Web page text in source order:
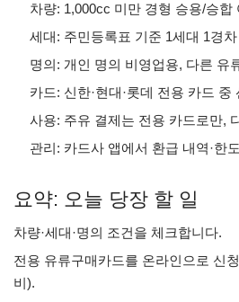
차량: 1,000cc 미만 경형 승용/승합
세대: 주민등록표 기준 1세대 1경
명의: 개인 명의 비영업용, 다른 유
카드: 신한·현대·롯데 전용 카드 중
사용: 주유 결제는 전용 카드로만,
관리: 카드사 앱에서 환급 내역·한
요약: 오늘 당장 할 일
차량·세대·명의 조건을 체크합니다.
전용 유류구매카드를 온라인으로 신
비).